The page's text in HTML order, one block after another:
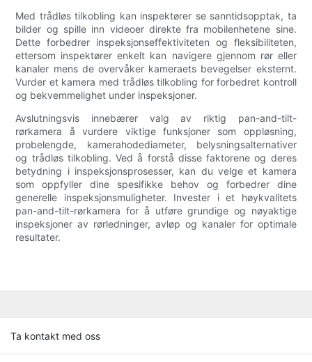
Med trådløs tilkobling kan inspektører se sanntidsopptak, ta
bilder og spille inn videoer direkte fra mobilenhetene sine.
Dette forbedrer inspeksjonseffektiviteten og fleksibiliteten,
ettersom inspektører enkelt kan navigere gjennom rør eller
kanaler mens de overvåker kameraets bevegelser eksternt.
Vurder et kamera med trådløs tilkobling for forbedret kontroll
og bekvemmelighet under inspeksjoner.
Avslutningsvis innebærer valg av riktig pan-and-tilt-
rørkamera å vurdere viktige funksjoner som oppløsning,
probelengde, kamerahodediameter, belysningsalternativer
og trådløs tilkobling. Ved å forstå disse faktorene og deres
betydning i inspeksjonsprosesser, kan du velge et kamera
som oppfyller dine spesifikke behov og forbedrer dine
generelle inspeksjonsmuligheter. Invester i et høykvalitets
pan-and-tilt-rørkamera for å utføre grundige og nøyaktige
inspeksjoner av rørledninger, avløp og kanaler for optimale
resultater.
Ta kontakt med oss